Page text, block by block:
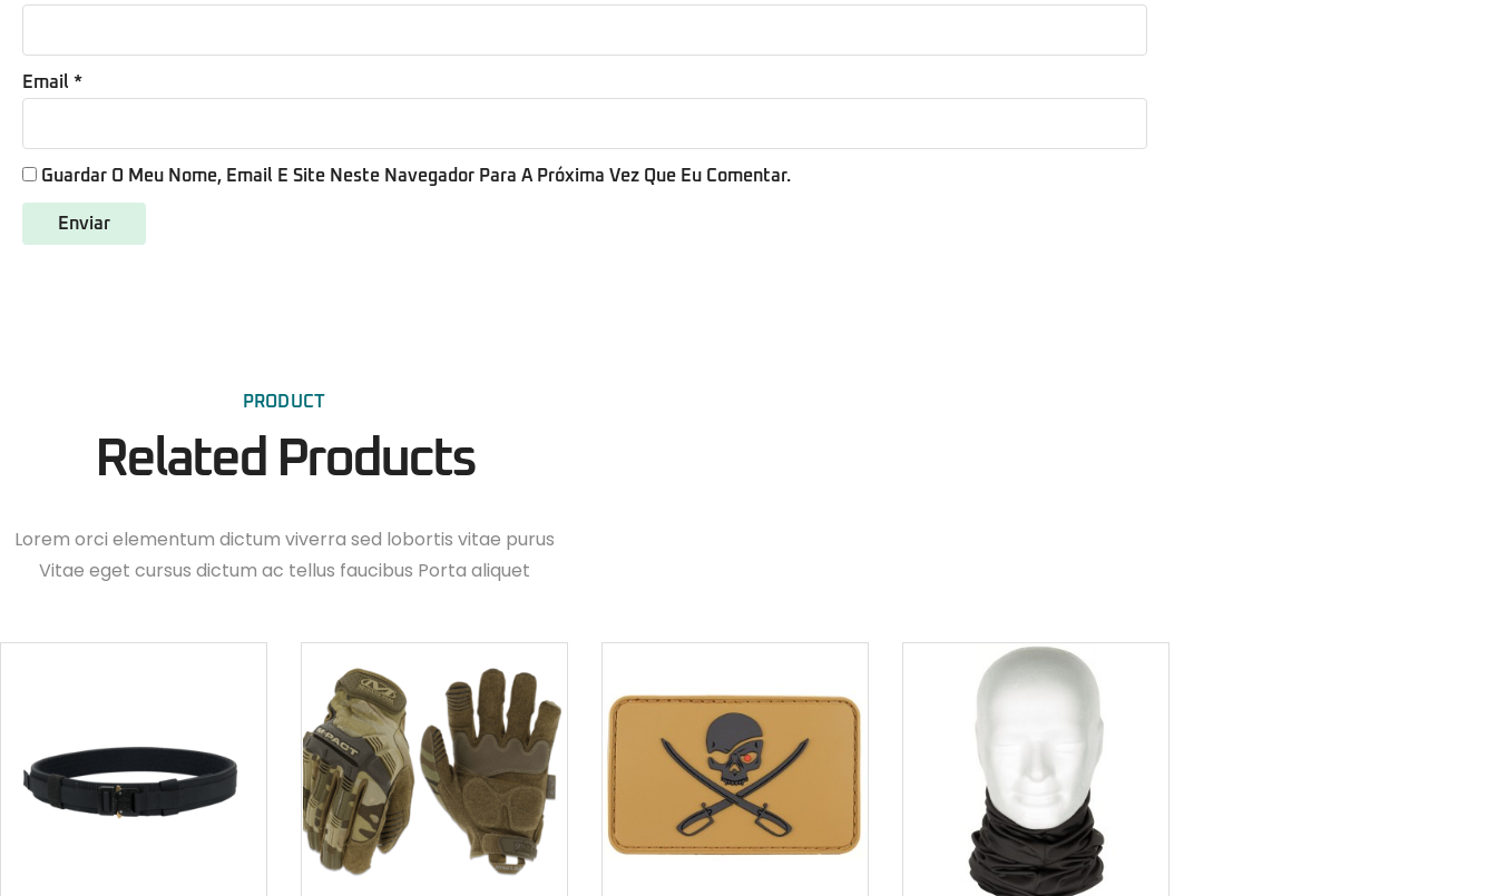
Email *
Guardar O Meu Nome, Email E Site Neste Navegador Para A Próxima Vez Que Eu Comentar.
PRODUCT
Related Products
Lorem orci elementum dictum viverra sed lobortis vitae purus
Vitae eget cursus dictum ac tellus faucibus Porta aliquet